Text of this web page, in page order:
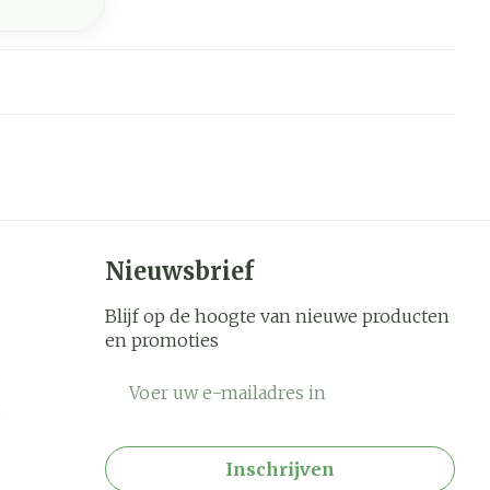
Nieuwsbrief
Blijf op de hoogte van nieuwe producten
en promoties
Inschrijven